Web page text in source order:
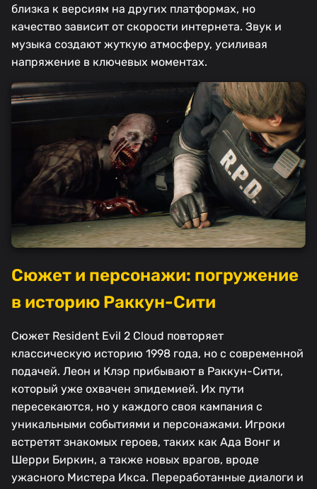
близка к версиям на других платформах, но
качество зависит от скорости интернета. Звук и
музыка создают жуткую атмосферу, усиливая
напряжение в ключевых моментах.
Сюжет и персонажи: погружение
в историю Раккун-Сити
Сюжет Resident Evil 2 Cloud повторяет
классическую историю 1998 года, но с современной
подачей. Леон и Клэр прибывают в Раккун-Сити,
который уже охвачен эпидемией. Их пути
пересекаются, но у каждого своя кампания с
уникальными событиями и персонажами. Игроки
встретят знакомых героев, таких как Ада Вонг и
Шерри Биркин, а также новых врагов, вроде
ужасного Мистера Икса. Переработанные диалоги и